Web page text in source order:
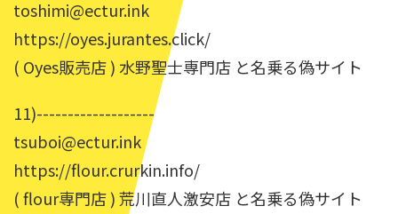
toshimi@ectur.ink
https://oyes.jurantes.click/
( Oyes販売店 ) 水野聖士専門店 と名乗る偽サイト
11)-------------------
tsuboi@ectur.ink
https://flour.crurkin.info/
( flour専門店 ) 荒川直人激安店 と名乗る偽サイト